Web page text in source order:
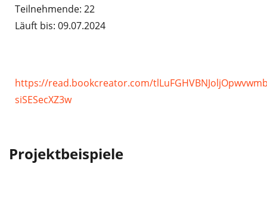
Teilnehmende: 22
Läuft bis: 09.07.2024
https://read.bookcreator.com/
siSESecXZ3w
Projektbeispiele